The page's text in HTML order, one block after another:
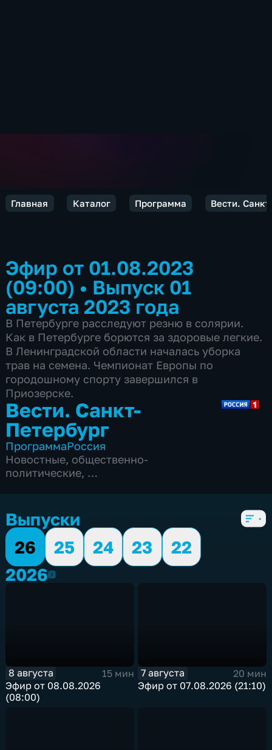
Главная Каталог Программа Вести.
Эфир от 01.08.2023
(09:00) • Выпуск 01
августа 2023 года
В Петербурге расследуют резню в солярии.
Как в Петербурге борются за здоровые легкие.
В Ленинградской области началась уборка
трав на семена. Чемпионат Европы по
городошному спорту завершился в
Приозерске.
Вести. Санкт-
Петербург
ПрограммаРоссия
Новостные, общественно-
политические,
Выпуски
26
25 24 23
22
20262026
8 августа
15 мин
Эфир от 08.08.2026
(08:00)
7 августа
20 мин
Эфир от 07.08.2026 (21:10)